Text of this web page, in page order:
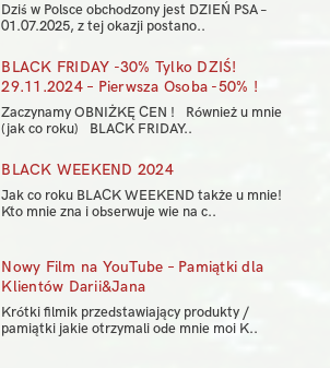
Dziś w Polsce obchodzony jest DZIEŃ PSA –
01.07.2025, z tej okazji postano..
BLACK FRIDAY -30% Tylko DZIŚ!
29.11.2024 – Pierwsza Osoba -50% !
Zaczynamy OBNIŻKĘ CEN ! Również u mnie
(jak co roku) BLACK FRIDAY..
BLACK WEEKEND 2024
Jak co roku BLACK WEEKEND także u mnie!
Kto mnie zna i obserwuje wie na c..
Nowy Film na YouTube – Pamiątki dla
Klientów Darii&Jana
Krótki filmik przedstawiający produkty /
pamiątki jakie otrzymali ode mnie moi K..